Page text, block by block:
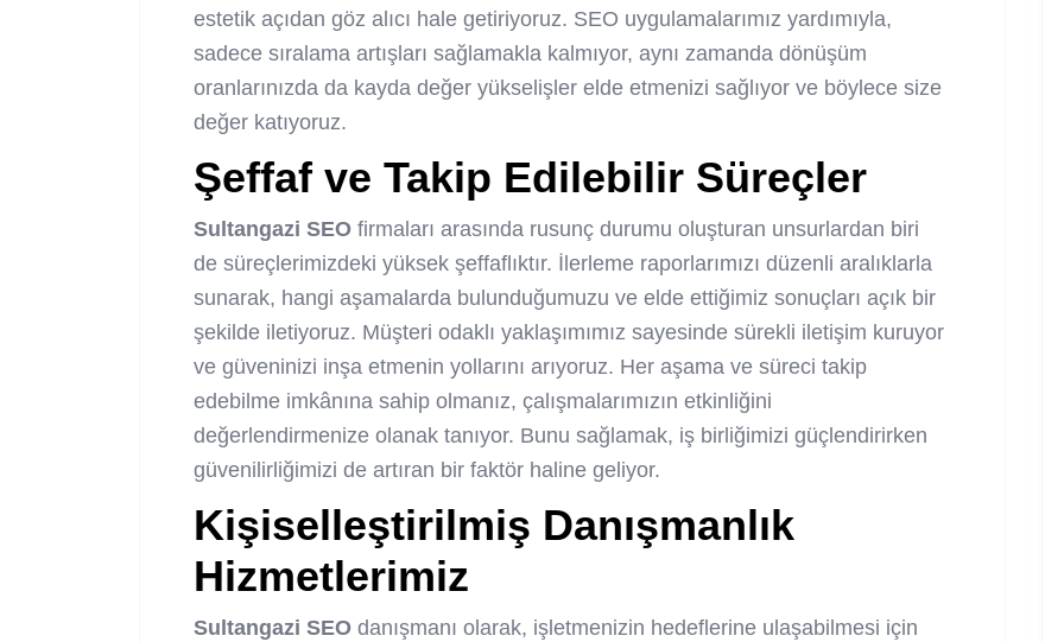
estetik açıdan göz alıcı hale getiriyoruz. SEO uygulamalarımız yardımıyla,
sadece sıralama artışları sağlamakla kalmıyor, aynı zamanda dönüşüm
oranlarınızda da kayda değer yükselişler elde etmenizi sağlıyor ve böylece size
değer katıyoruz.
Şeffaf ve Takip Edilebilir Süreçler
Sultangazi SEO firmaları arasında rusunç durumu oluşturan unsurlardan biri
de süreçlerimizdeki yüksek şeffaflıktır. İlerleme raporlarımızı düzenli aralıklarla
sunarak, hangi aşamalarda bulunduğumuzu ve elde ettiğimiz sonuçları açık bir
şekilde iletiyoruz. Müşteri odaklı yaklaşımımız sayesinde sürekli iletişim kuruyor
ve güveninizi inşa etmenin yollarını arıyoruz. Her aşama ve süreci takip
edebilme imkânına sahip olmanız, çalışmalarımızın etkinliğini
değerlendirmenize olanak tanıyor. Bunu sağlamak, iş birliğimizi güçlendirirken
güvenilirliğimizi de artıran bir faktör haline geliyor.
Kişiselleştirilmiş Danışmanlık
Hizmetlerimiz
Sultangazi SEO danışmanı olarak, işletmenizin hedeflerine ulaşabilmesi için